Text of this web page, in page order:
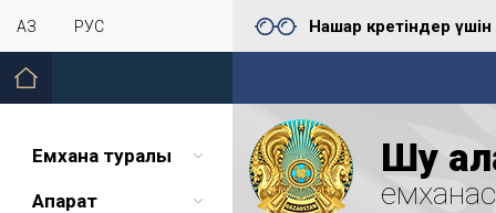
ҚАЗ РУС Нашар көретіндер үшін
Емхана туралы
Ақпарат
Шу